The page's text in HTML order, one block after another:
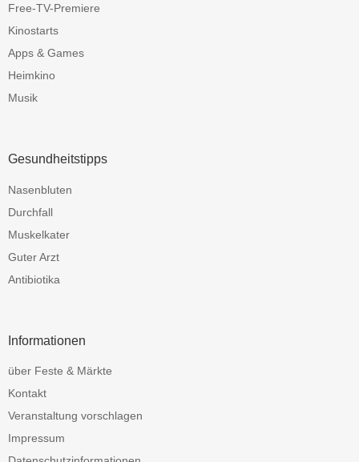
Free-TV-Premiere
Kinostarts
Apps & Games
Heimkino
Musik
Gesundheitstipps
Nasenbluten
Durchfall
Muskelkater
Guter Arzt
Antibiotika
Informationen
über Feste & Märkte
Kontakt
Veranstaltung vorschlagen
Impressum